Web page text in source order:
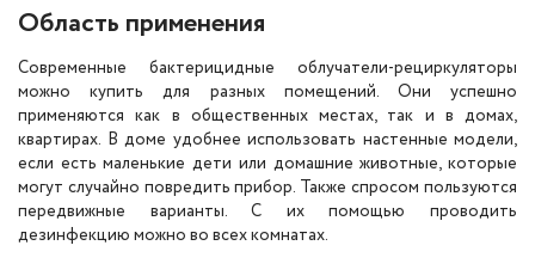
Область применения
Современные бактерицидные облучатели-рециркуляторы
можно купить для разных помещений. Они успешно
применяются как в общественных местах, так и в домах,
квартирах. В доме удобнее использовать настенные модели,
если есть маленькие дети или домашние животные, которые
могут случайно повредить прибор. Также спросом пользуются
передвижные варианты. С их помощью проводить
дезинфекцию можно во всех комнатах.